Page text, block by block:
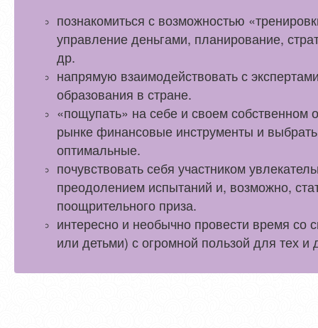
познакомиться с возможностью
управление деньгами, планирование,
др.
напрямую взаимодействовать с
образования в стране.
«пощупать» на себе и своем
рынке финансовые инструменты и
оптимальные.
почувствовать себя участником
преодолением испытаний и, возможно,
поощрительного приза.
интересно и необычно провести время со
или детьми) с огромной пользой для тех и